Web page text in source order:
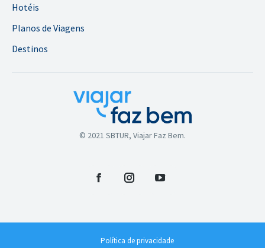
Hotéis
Planos de Viagens
Destinos
© 2021 SBTUR, Viajar Faz Bem.
FacebookInstagramYouTube
Política de privacidade